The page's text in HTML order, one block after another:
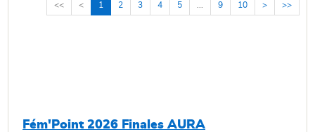
<< < 1 2 3 4 5 9 10 > >>
Fém'Point 2026 Finales AURA